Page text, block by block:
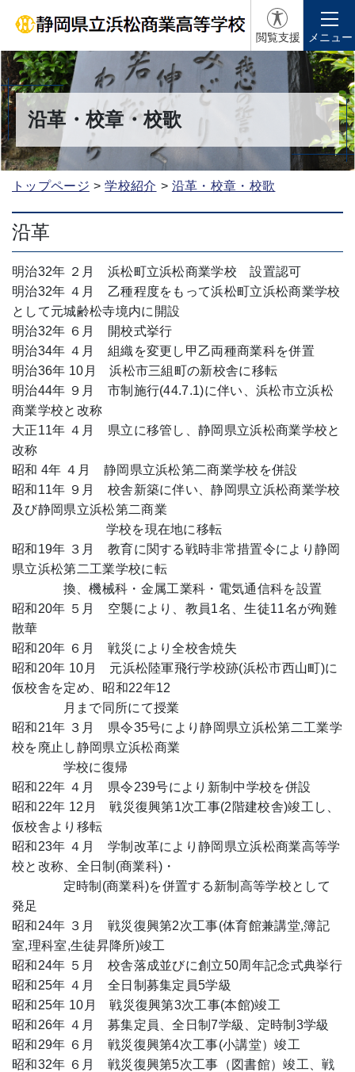
閲覧支援 メニュー
沿革・校章・校歌
トップページ 学校紹介 沿革・校章・校歌
沿革
明治32年 ２月 浜松町立浜松商業学校 設置認可
明治32年 ４月 乙種程度をもって浜松町立浜松商業学校
として元城齢松寺境内に開設
明治32年 ６月 開校式挙行
明治34年 ４月 組織を変更し甲乙両種商業科を併置
明治36年 10月 浜松市三組町の新校舎に移転
明治44年 ９月 市制施行(44.7.1)に伴い、浜松市立浜松
商業学校と改称
大正11年 ４月 県立に移管し、静岡県立浜松商業学校と
改称
昭和 4年 ４月 静岡県立浜松第二商業学校を併設
昭和11年 ９月 校舎新築に伴い、静岡県立浜松商業学校
及び静岡県立浜松第二商業
学校を現在地に移転
昭和19年 ３月 教育に関する戦時非常措置令により静岡
県立浜松第二工業学校に転
換、機械科・金属工業科・電気通信科を設置
昭和20年 ５月 空襲により、教員1名、生徒11名が殉難
散華
昭和20年 ６月 戦災により全校舎焼失
昭和20年 10月 元浜松陸軍飛行学校跡(浜松市西山町)に
仮校舎を定め、昭和22年12
月まで同所にて授業
昭和21年 ３月 県令35号により静岡県立浜松第二工業学
校を廃止し静岡県立浜松商業
学校に復帰
昭和22年 ４月 県令239号により新制中学校を併設
昭和22年 12月 戦災復興第1次工事(2階建校舎)竣工し、
仮校舎より移転
昭和23年 ４月 学制改革により静岡県立浜松商業高等学
校と改称、全日制(商業科)・
定時制(商業科)を併置する新制高等学校として
発足
昭和24年 ３月 戦災復興第2次工事(体育館兼講堂,簿記
室,理科室,生徒昇降所)竣工
昭和24年 ５月 校舎落成並びに創立50周年記念式典挙行
昭和25年 ４月 全日制募集定員5学級
昭和25年 10月 戦災復興第3次工事(本館)竣工
昭和26年 ４月 募集定員、全日制7学級、定時制3学級
昭和29年 ６月 戦災復興第4次工事(小講堂）竣工
昭和32年 ６月 戦災復興第5次工事（図書館）竣工、戦